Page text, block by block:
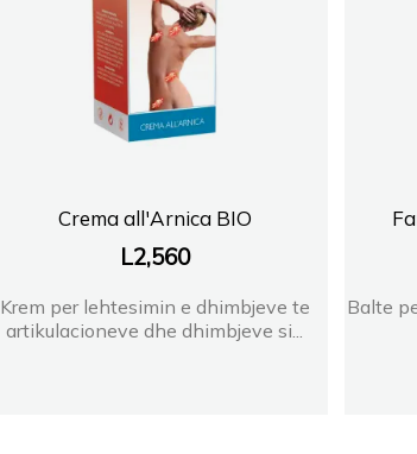
Crema all'Arnica BIO
L2,560
Krem per lehtesimin e dhimbjeve te
artikulacioneve dhe dhimbjeve si...
Balte